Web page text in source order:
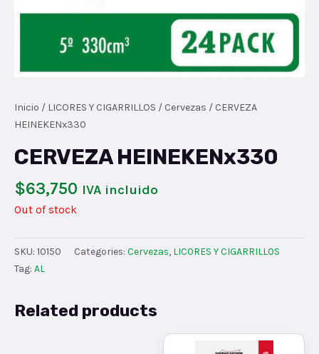
Inicio / LICORES Y CIGARRILLOS / Cervezas / CERVEZA
HEINEKENx330
CERVEZA HEINEKENx330
$63,750 IVA incluido
Out of stock
SKU: 10150 Categories: Cervezas, LICORES Y CIGARRILLOS
Tag: AL
Related products